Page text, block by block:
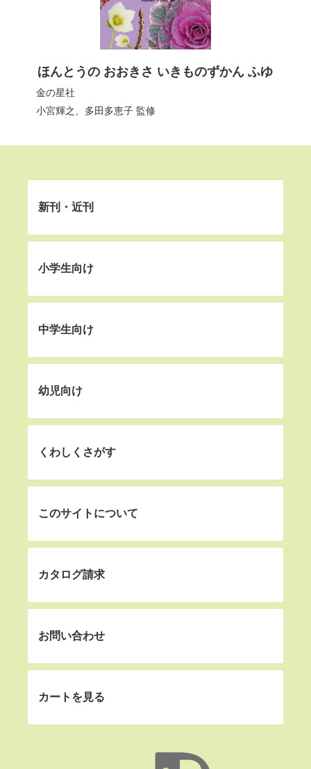
ほんとうの おおきさ いきものずかん ふゆ
金の星社
小宮輝之
多田多恵子監修
新刊・近刊
小学生向け
中学生向け
幼児向け
くわしくさがす
このサイトについて
カタログ請求
お問い合わせ
カートを見る